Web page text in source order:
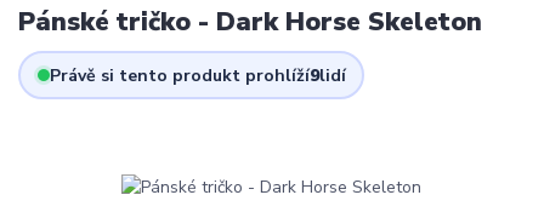
Pánské tričko - Dark Horse Skeleton
Právě si tento produkt prohlíží9lidí